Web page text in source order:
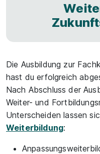
Die Ausbildung zur
hast du erfolgreich
Nach Abschluss der
Weiter- und
Unterscheiden lassen
Weiterbildung: